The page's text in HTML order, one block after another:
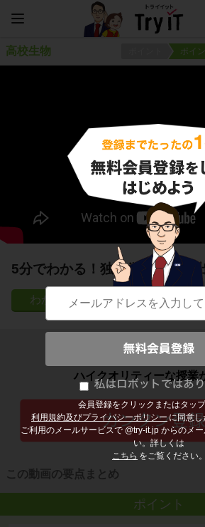
会員登録をクリックまたはタップ
利用規約及びプライバシーポリシー に同意し
ご利用のメールサービスで @try-it.jp からのメ
い。詳しくは
こちら をご覧ください。
高校生物 ポイ
5分でわかる！独立栄養生物の
18
子どもの勉強から大人の学
ハイクオリティーな授業
この動画の要点まとめ
ポイント